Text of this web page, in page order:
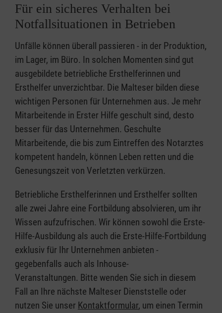
Für ein sicheres Verhalten bei
Notfallsituationen in Betrieben
Unfälle können überall passieren - in der Produktion,
im Lager, im Büro. In solchen Momenten sind gut
ausgebildete betriebliche Ersthelferinnen und
Ersthelfer unverzichtbar. Die Malteser bilden diese
wichtigen Personen für Unternehmen aus. Je mehr
Mitarbeitende in Erster Hilfe geschult sind, desto
besser für das Unternehmen. Geschulte
Mitarbeitende, die bis zum Eintreffen des Notarztes
kompetent handeln, können Leben retten und die
Genesungszeit von Verletzten verkürzen.
Betriebliche Ersthelferinnen und Ersthelfer sollten
alle zwei Jahre eine Fortbildung absolvieren, um ihr
Wissen aufzufrischen. Wir können sowohl die Erste-
Hilfe-Ausbildung als auch die Erste-Hilfe-Fortbildung
exklusiv für Ihr Unternehmen anbieten -
gegebenfalls auch als Inhouse-
Veranstaltungen. Bitte wenden Sie sich in diesem
Fall an Ihre nächste Malteser Dienststelle oder
nutzen Sie unser Kontaktformular, um einen Termin